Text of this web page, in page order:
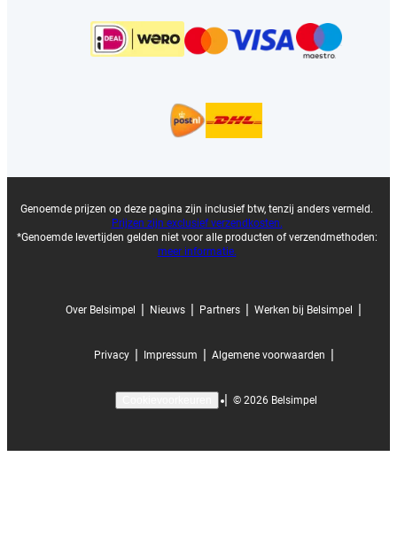
Genoemde prijzen op deze pagina zijn inclusief btw, tenzij anders vermeld.
Prijzen zijn exclusief verzendkosten.
*Genoemde levertijden gelden niet voor alle producten of verzendmethoden:
meer informatie.
Over Belsimpel | Nieuws | Partners | Werken bij Belsimpel |
Privacy | Impressum | Algemene voorwaarden |
| © 2026 Belsimpel